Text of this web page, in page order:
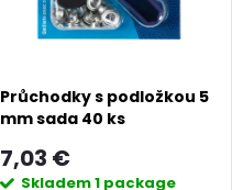
Průchodky s podložkou 5
mm sada 40 ks
7,03 €
Skladem1 package